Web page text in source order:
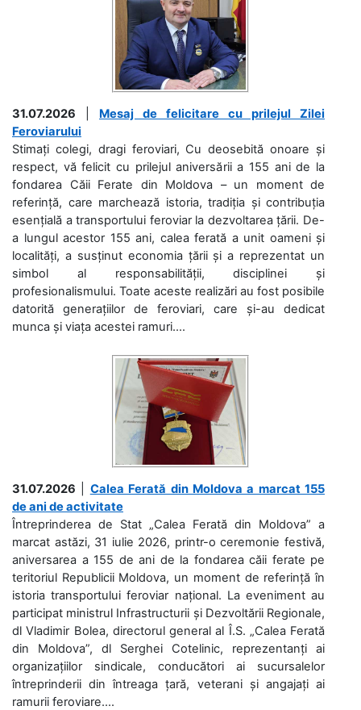
31.07.2026
Mesaj de felicitare cu prilejul Zilei
Feroviarului
Stimați colegi, dragi feroviari, Cu deosebită onoare și
respect, vă felicit cu prilejul aniversării a 155 ani de la
fondarea Căii Ferate din Moldova – un moment de
referință, care marchează istoria, tradiția și contribuția
esențială a transportului feroviar la dezvoltarea țării. De-
a lungul acestor 155 ani, calea ferată a unit oameni și
localități, a susținut economia țării și a reprezentat un
simbol al responsabilității, disciplinei și
profesionalismului. Toate aceste realizări au fost posibile
datorită generațiilor de feroviari, care și-au dedicat
munca și viața acestei ramuri....
31.07.2026
Calea Ferată din Moldova a marcat 155
de ani de activitate
Întreprinderea de Stat „Calea Ferată din Moldova” a
marcat astăzi, 31 iulie 2026, printr-o ceremonie festivă,
aniversarea a 155 de ani de la fondarea căii ferate pe
teritoriul Republicii Moldova, un moment de referință în
istoria transportului feroviar național. La eveniment au
participat ministrul Infrastructurii și Dezvoltării Regionale,
dl Vladimir Bolea, directorul general al Î.S. „Calea Ferată
din Moldova”, dl Serghei Cotelinic, reprezentanți ai
organizațiilor sindicale, conducători ai sucursalelor
întreprinderii din întreaga țară, veterani și angajați ai
ramurii feroviare....